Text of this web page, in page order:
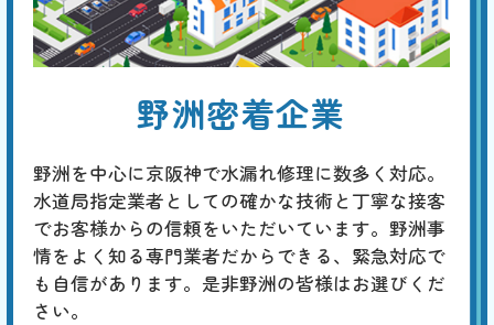
い。
基本料
3,000円 W
定
割
引
作業費
4,400
合計 4,400円〜
「チョロチョロ」「カラカラ」「シューシュー」はタンク内の部品の劣
化、「ゴボゴボ」「ゴー」「ブーン」は配管のつまりや劣化、「ゴンゴ
ン」「ガンッ」は水道管内圧力の急激な変化によるウォーターハンマー
現象、「コンコン」「カンカン」は冬場に発生する排水管の膨張などが
原因と考えられます。専門の業者による適切な対策が必要です。
野洲密着企業
野洲を中心に京阪神で水漏れ修理に数多く対応。
水道局指定業者としての確かな技術と丁寧な接客
でお客様からの信頼をいただいています。野洲事
情をよく知る専門業者だからできる、緊急対応で
も自信があります。是非野洲の皆様はお選びくだ
さい。